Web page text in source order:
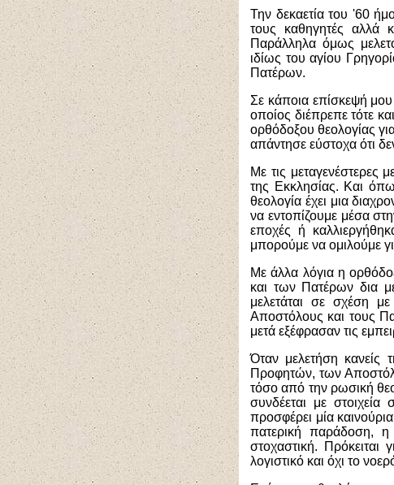
Την δεκαετία του '60
τους καθηγητές αλλά
Παράλληλα όμως
ιδίως του αγίου
Πατέρων.
Σε κάποια επίσκεψή
οποίος διέπρεπε τότε
ορθόδοξου θεολογίας
απάντησε εύστοχα ότι
Με τις μεταγενέστερες
της Εκκλησίας. Και
θεολογία έχει μια
να εντοπίζουμε μέσα
εποχές ή
μπορούμε να ομιλούμε
Με άλλα λόγια η
και των Πατέρων δια
μελετάται σε σχέση
Αποστόλους και τους
μετά εξέφρασαν τις
Όταν μελετήση κανείς
Προφητών, των
τόσο από την ρωσική
συνδέεται με
προσφέρει μία
πατερική παράδοση, η
στοχαστική. Πρόκειται
λογιστικό και όχι το